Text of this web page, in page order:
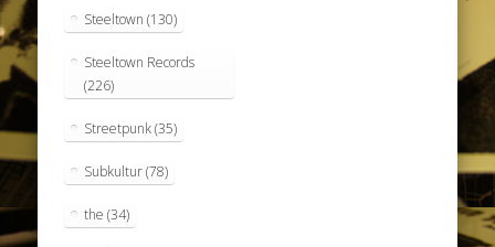
Steeltown (130)
Steeltown Records
(226)
Streetpunk(35)
Subkultur(78)
the (34)